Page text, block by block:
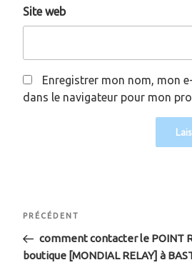
Site web
Enregistrer mon nom, mon
dans le navigateur pour mon
Navigation
de
l’article
Article
précédent
PRÉCÉDENT
comment contacter le POINT
boutique [MONDIAL RELAY] à